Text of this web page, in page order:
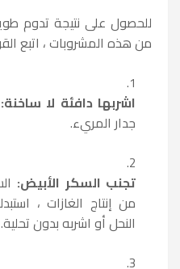
للحصول على نتيجة تدوم
من هذه المشروبات ، اتبع
اشربها دافئة لا ساخنة:
جدار المريء.
تجنب السكر الأبيض:
من إنتاج الغازات ،
النحل أو اشربه بدون تحلية.